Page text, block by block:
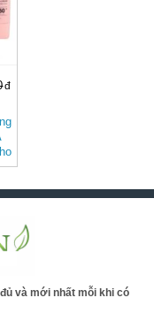
và mới nhất mỗi khi có